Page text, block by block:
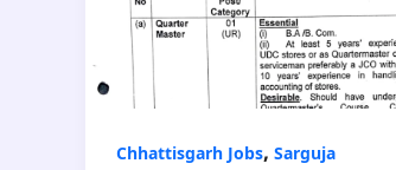
Chhattisgarh Jobs, Sarguja